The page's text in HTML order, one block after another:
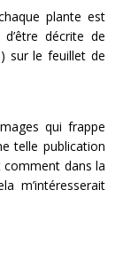
plante est
décrite de
sur le feuillet de
qui frappe
telle publication
comment dans la
m’intéresserait